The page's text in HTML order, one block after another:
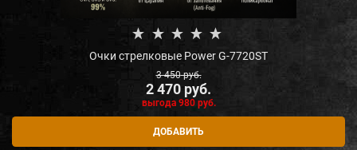
Очки стрелковые Power G-7720ST
3 450 руб.
2 470 руб.
выгода 980 руб.
ДОБАВИТЬ